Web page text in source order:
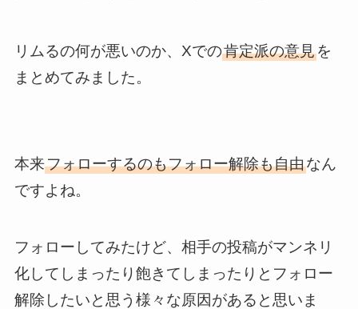
リムるの何が悪いのか、Xでの肯定派の意見を
まとめてみました。
本来フォローするのもフォロー解除も自由なん
ですよね。
フォローしてみたけど、相手の投稿がマンネリ
化してしまったり飽きてしまったりとフォロー
解除したいと思う様々な原因があると思いま